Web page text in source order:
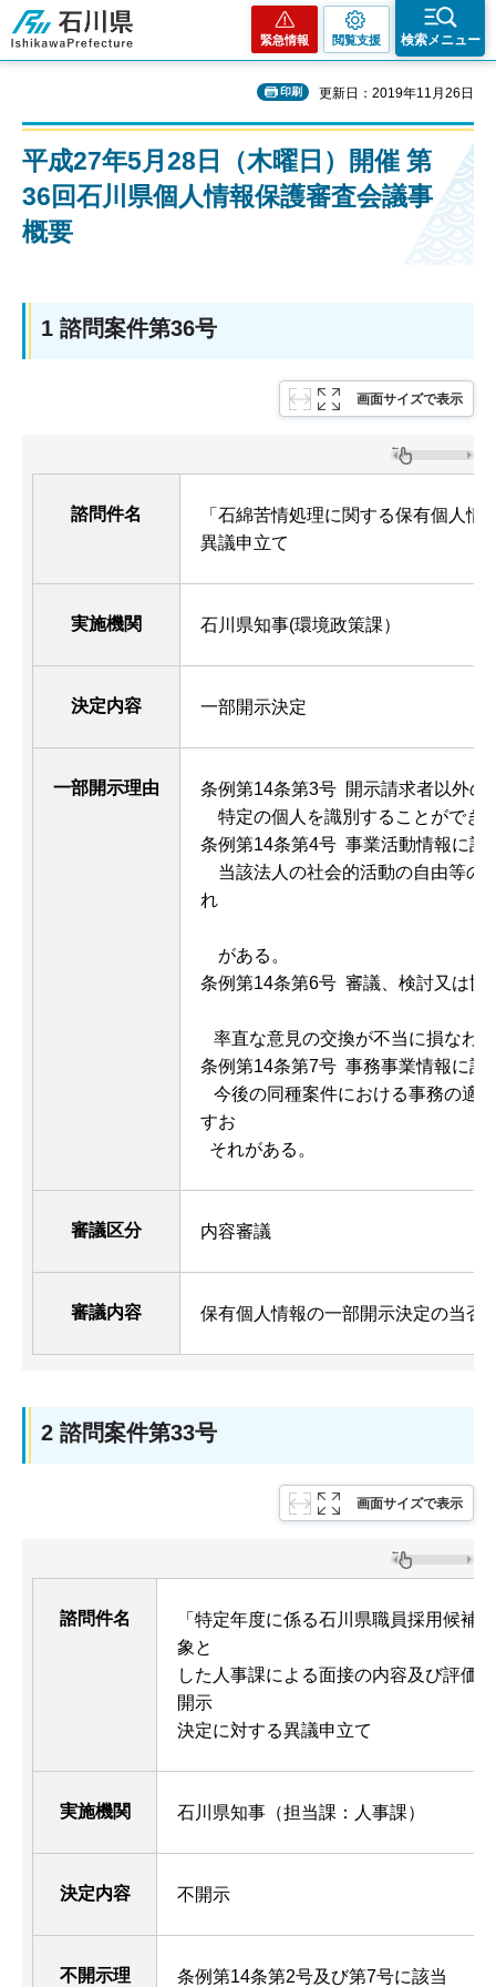
石川県
緊急情報 閲覧支援 検索メニュー
印刷 更新日：2019年11月26日
平成27年5月28日（木曜日）開催 第
36回石川県個人情報保護審査会議事
概要
1 諮問案件第36号
画面サイズで表示
諮問件名
「石綿苦情処理に関する保有個人
異議申立て
実施機関 石川県知事(環境政策課）
決定内容 一部開示決定
一部開示理由
条例第14条第3号 開示請求者以外の
特定の個人を識別することができ
条例第14条第4号 事業活動情報に該
当該法人の社会的活動の自由等の
れ
がある。
条例第14条第6号 審議、検討又は協
率直な意見の交換が不当に損なわ
条例第14条第7号 事務事業情報に該
今後の同種案件における事務の適
すお
それがある。
審議区分 内容審議
審議内容 保有個人情報の一部開示決定の当否
2 諮問案件第33号
画面サイズで表示
諮問件名
「特定年度に係る石川県職員採用候補
象と
した人事課による面接の内容及び評価
開示
決定に対する異議申立て
実施機関 石川県知事（担当課：人事課）
決定内容 不開示
不開示理 条例第14条第2号及び第7号に該当